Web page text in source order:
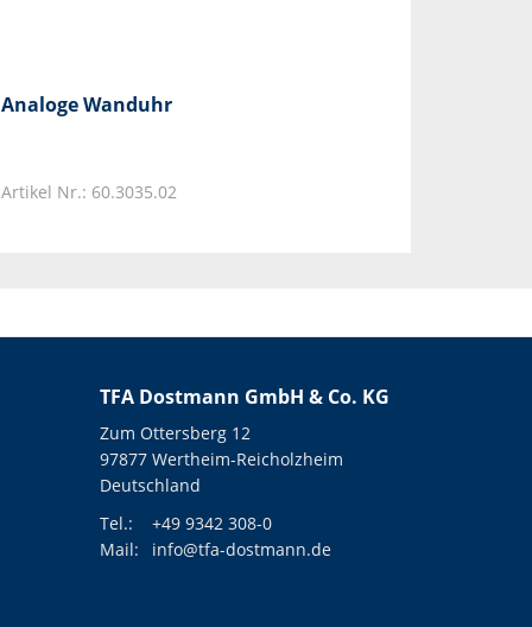
Analoge Wanduhr
Artikel Nr.: 60.3035.02
TFA Dostmann GmbH & Co. KG
Zum Ottersberg 12
97877 Wertheim-Reicholzheim
Deutschland
Tel.:
+49 9342 308-0
Mail:
info@tfa-dostmann.de